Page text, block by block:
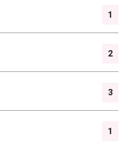
1
2
3
1